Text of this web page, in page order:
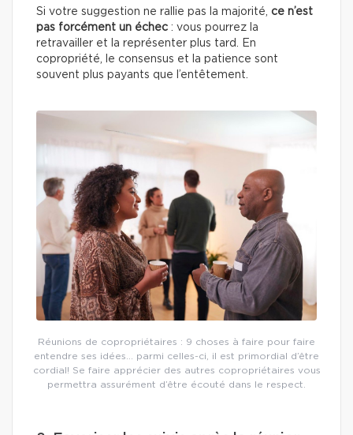
Si votre suggestion ne rallie pas la majorité, ce n’est
pas forcément un échec : vous pourrez la
retravailler et la représenter plus tard. En
copropriété, le consensus et la patience sont
souvent plus payants que l’entêtement.
Réunions de copropriétaires : 9 choses à faire pour faire
entendre ses idées… parmi celles-ci, il est primordial d’être
cordial! Se faire apprécier des autres copropriétaires vous
permettra assurément d’être écouté dans le respect.